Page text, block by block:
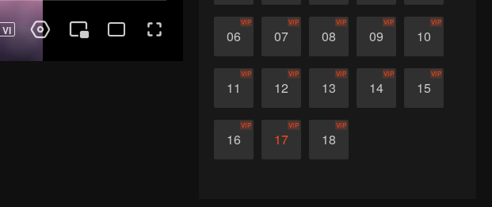
06
VIP
07
VIP
08
VIP
09
VIP
10
VIP
11
VIP
12
VIP
13
VIP
14
VIP
15
VIP
16
VIP
17
VIP
18
VIP